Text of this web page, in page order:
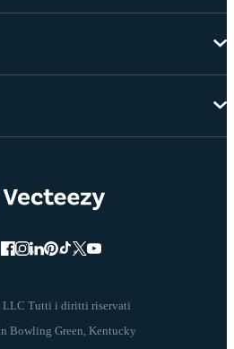
LLC Tutti i diritti riservati